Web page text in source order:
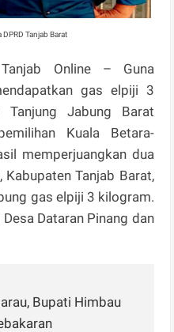
Tanjab Barat
Tanjab Online – Guna
gas elpiji 3
Tanjung Jabung Barat
Kuala Betara-
memperjuangkan dua
Tanjab Barat,
gas elpiji 3 kilogram.
Dataran Pinang dan
Bupati Himbau